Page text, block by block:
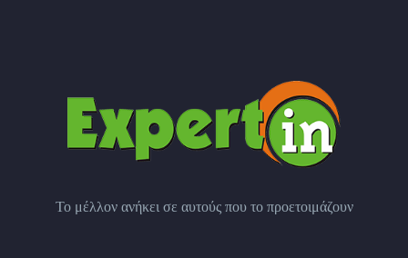
Το μέλλον ανήκει σε αυτούς που το προετοιμάζουν